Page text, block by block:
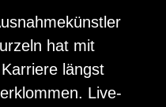
hat mit
längst
Live-